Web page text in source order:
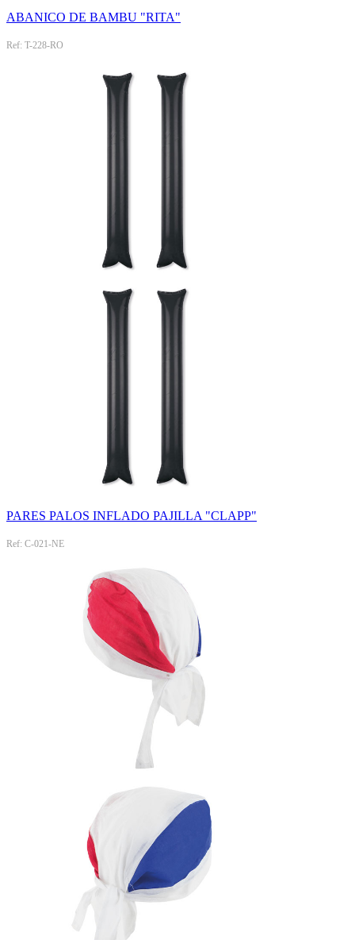
ABANICO DE BAMBU "RITA"
Ref: T-228-RO
PARES PALOS INFLADO PAJILLA "CLAPP"
Ref: C-021-NE